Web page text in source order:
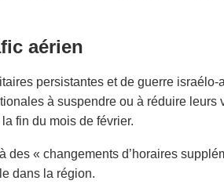
aérien
persistantes et de guerre israélo-
à suspendre ou à réduire leurs
fin du mois de février.
« changements d’horaires
dans la région.